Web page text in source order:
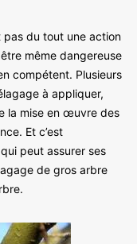
pas du tout une action
même dangereuse
compétent. Plusieurs
à appliquer,
la mise en œuvre des
Et c’est
peut assurer ses
de gros arbre